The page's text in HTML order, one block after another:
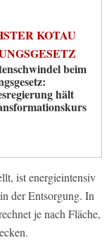
KOTAU
beim
hält
ist energieintensiv
der Entsorgung. In
je nach Fläche,